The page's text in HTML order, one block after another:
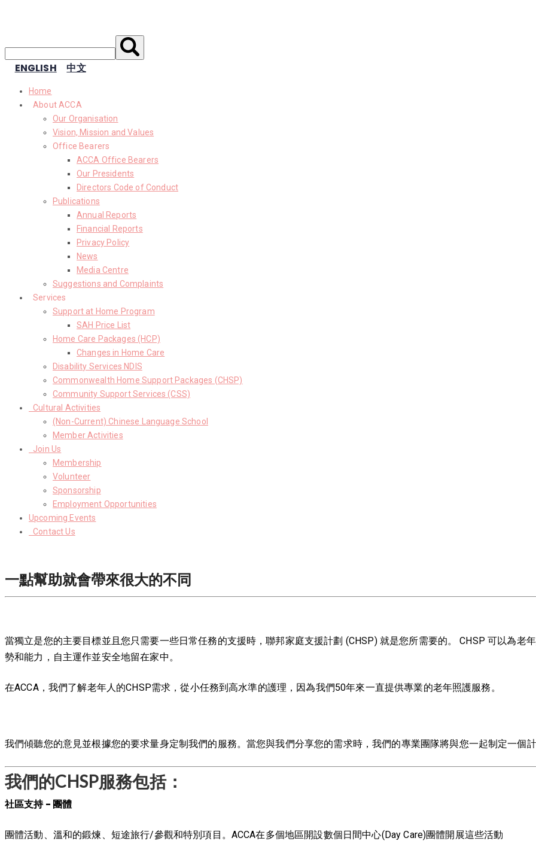
ENGLISH 中文
Home
About ACCA
Our Organisation
Vision, Mission and Values
Office Bearers
ACCA Office Bearers
Our Presidents
Directors Code of Conduct
Publications
Annual Reports
Financial Reports
Privacy Policy
News
Media Centre
Suggestions and Complaints
Services
Support at Home Program
SAH Price List
Home Care Packages (HCP)
Changes in Home Care
Disability Services NDIS
Commonwealth Home Support Packages (CHSP)
Community Support Services (CSS)
Cultural Activities
(Non-Current) Chinese Language School
Member Activities
Join Us
Membership
Volunteer
Sponsorship
Employment Opportunities
Upcoming Events
Contact Us
一點幫助就會帶來很大的不同
當獨立是您的主要目標並且您只需要一些日常任務的支援時，聯邦家庭支援計劃 (CHSP) 就是您所需要的。 CHSP 可以為老
勢和能力，自主運作並安全地留在家中。
在ACCA，我們了解老年人的CHSP需求，從小任務到高水準的護理，因為我們50年來一直提供專業的老年照護服務。
我們傾聽您的意見並根據您的要求量身定制我們的服務。當您與我們分享您的需求時，我們的專業團隊將與您一起制定一個
我們的CHSP服務包括：
社區支持 - 團體
團體活動、溫和的鍛煉、短途旅行/參觀和特別項目。ACCA在多個地區開設數個日間中心(Day Care)團體開展這些活動